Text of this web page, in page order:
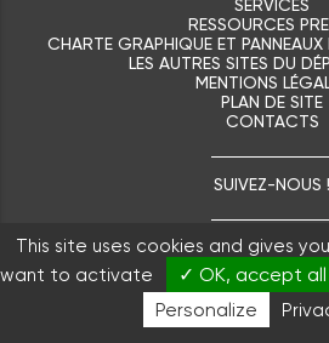
SERVICES
RESSOURCES
CHARTE GRAPHIQUE ET
LES AUTRES SITES DU
MENTIONS
PLAN DE SITE
CONTACTS
SUIVEZ-NOUS !
This site uses cookies and gives
want to activate
✓ OK, accept all
Personalize